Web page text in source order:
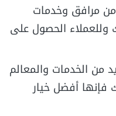
من مرافق وخدمات
الحصول على
من الخدمات والمعالم
فإنها أفضل خيار